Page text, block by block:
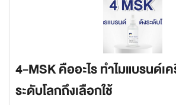
4-MSK คืออะไร ทำไมแบรนด์เ
ระดับโลกถึงเลือกใช้